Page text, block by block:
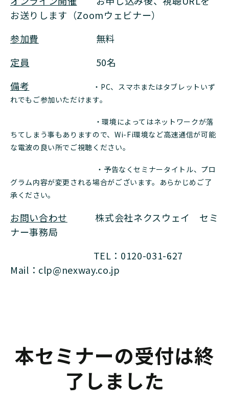
お送りします（Zoomウェビナー）
参加費 無料
定員 50名
備考
・PC、スマホまたはタブレットいず
れでもご参加いただけます。
・環境によってはネットワークが落
ちてしまう事もありますので、Wi-Fi環境など高速通信が可能
な電波の良い所でご視聴ください。
・予告なくセミナータイトル、プロ
グラム内容が変更される場合がございます。あらかじめご了
承ください。
お問い合わせ
株式会社ネクスウェイ セミ
ナー事務局
TEL：0120-031-627
Mail：clp@nexway.co.jp
本セミナーの受付は終
了しました